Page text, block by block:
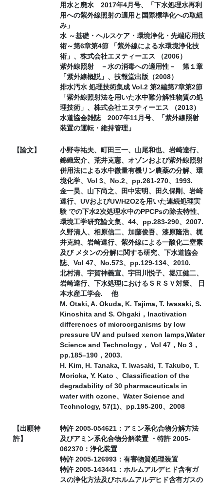
用水と廃水 2017年4月号、「下水処理水再利
用への紫外線照射の適用と国際標準化への取組
み」
水 ～基礎・ヘルスケア・環境浄化・先端応用技
術～第6章第4節 「紫外線による水環境浄化技
術」、株式会社エヌティーエス （2006）
紫外線照射 －水の消毒への適用性－ 第１章
「紫外線概説」、技報堂出版（2008）
排水汚水 処理技術集成 Vol.2 第2編第7章第2節
「紫外線照射法を用いた水中難分解性物質の処
理技術」、株式会社エヌティーエス （2013）
水道協会雑誌 2007年11月号、「紫外線照射
装置の運転・維持管理」
【論文】
小野寺祐夫、町田三一、山尾和也、岩崎達行、
錦織宏介、荒井克憲、オゾンおよび紫外線照射
併用法による水中微量有機リン農薬の分解、環
境化学、Vol 3、No.2、pp.261-270、1993.
金一昊、山下尚之、田中宏明、田久保剛、岩崎
達行、UVおよびUV/H2O2を用いた連続処理実
験 での下水2次処理水中のPPCPsの除去特性、
環境工学研究論文集、44、pp.283-290、2007.
久野清人、相原信二、加藤俊吾、漆原隆浩、梶
井克純、岩崎達行、紫外線による一酸化二窒素
及び メタンの分解に関する研究、下水道協会
誌、Vol 47、No.573、pp.129-134、2010.
北村清、宇賀神義宣、宇田川悦子、堀江健二、
岩崎達行、下水処理におけるＳＲＳＶ対策、 日
本水産工学会. 他
M. Otaki, A. Okuda, K. Tajima, T. Iwasaki, S.
Kinoshita and S. Ohgaki，Inactivation
differences of microorganisms by low
pressure UV and pulsed xenon lamps,Water
Science and Technology， Vol 47，No 3，
pp.185–190，2003.
H. Kim, H. Tanaka, T. Iwasaki, T. Takubo, T.
Morioka, Y. Kato 、Classification of the
degradability of 30 pharmaceuticals in
water with ozone、Water Science and
Technology, 57(1)、pp.195-200、2008
【出願特
許】
特許 2005-054621：アミン系化合物分解方法
及びアミン系化合物分解装置 ・特許 2005-
062370：浄化装置
特許 2005-126993：有害物質処理装置
特許 2005-143441：ホルムアルデヒド含有ガ
スの浄化方法及びホルムアルデヒド含有ガスの